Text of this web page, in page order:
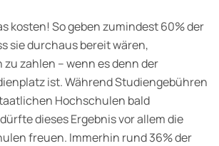
kosten! So geben zumindest 60% der
sie durchaus bereit wären,
zahlen – wenn es denn der
ist. Während Studiengebühren
Hochschulen bald
dieses Ergebnis vor allem die
freuen. Immerhin rund 36% der